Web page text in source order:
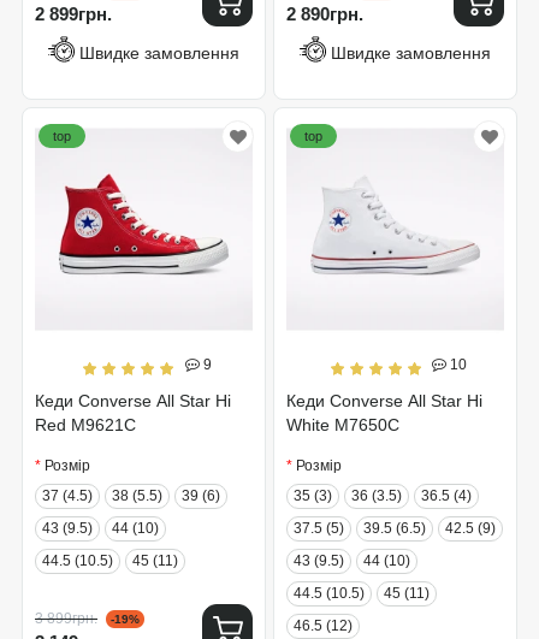
2 899грн.
Швидке замовлення
2 890грн.
Швидке замовлення
9
Кеди Converse All Star Hi
Red M9621C
top
Розмір
37 (4.5)
38 (5.5)
39 (6)
43 (9.5)
44 (10)
44.5 (10.5)
45 (11)
3 899грн. -19%
10
Кеди Converse All Star Hi
White M7650C
top
Розмір
35 (3)
36 (3.5)
36.5 (4)
37.5 (5)
39.5 (6.5)
42.5 (9)
43 (9.5)
44 (10)
44.5 (10.5)
45 (11)
46.5 (12)